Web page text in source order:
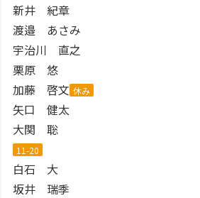
新井 紀章
渡邉 あさみ
宇治川 直之
栗原 悠
加藤 啓文 休み
矢口 健太
大関 聡
11-20
白石 大
坂井 瑞季